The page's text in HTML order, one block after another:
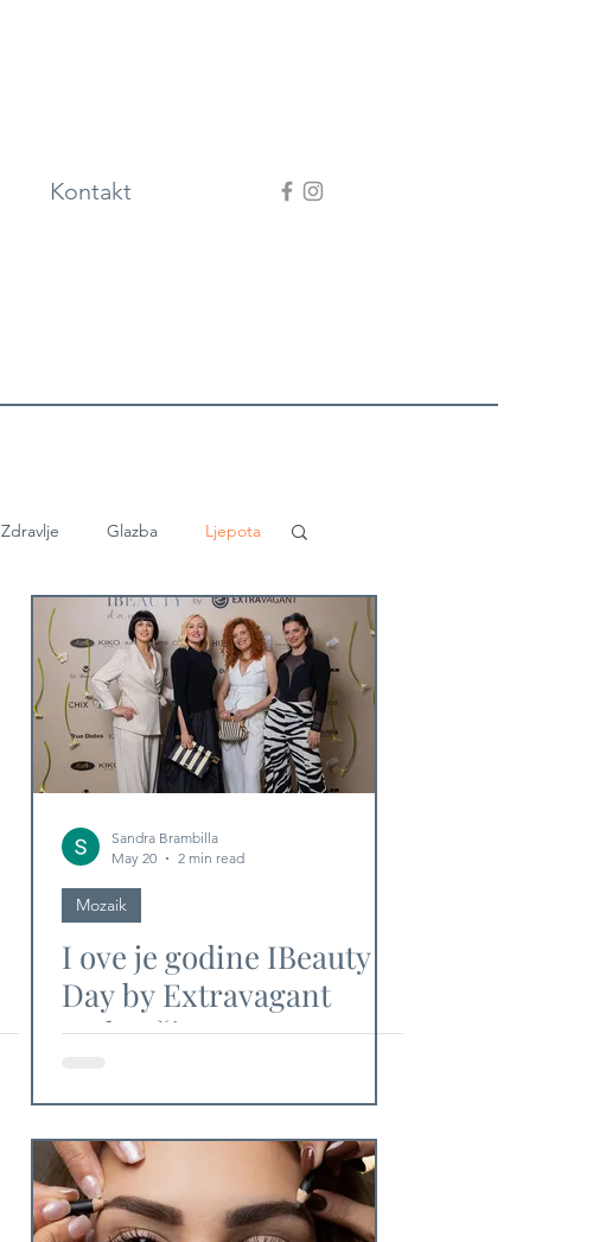
Kontakt
Zdravlje Glazba Ljepota
Sandra Brambilla
May 20
2 min read
Mozaik
I ove je godine IBeauty
Day by Extravagant
nadmašio sva